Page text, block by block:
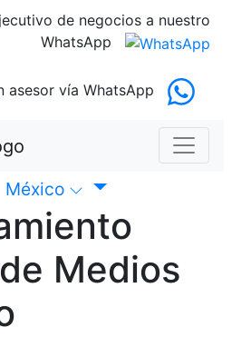
de negocios a nuestro
WhatsApp
asesor vía WhatsApp
México
Medios